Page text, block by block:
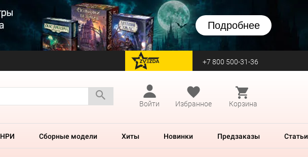
Подробнее
перейти на Zvezda +7 800 500-31-36
Войти
Избранное Корзина
НРИ Сборные модели Хиты Новинки Предзаказы Статьи